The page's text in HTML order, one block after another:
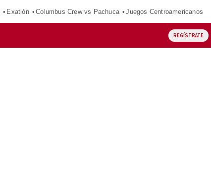
Exatlón Columbus Crew vs Pachuca Juegos Centroamericanos
REGÍSTRATE